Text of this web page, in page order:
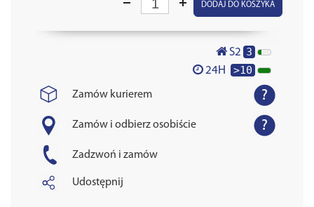
DODAJ DO KOSZYKA
S2 3
24H >10
Zamów kurierem
Zamów i odbierz osobiście
Zadzwoń i zamów
Udostępnij